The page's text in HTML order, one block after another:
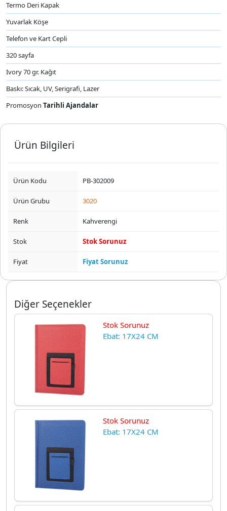
Termo Deri Kapak
Yuvarlak Köşe
Telefon ve Kart Cepli
320 sayfa
Ivory 70 gr. Kağıt
Baskı: Sıcak, UV, Serigrafi, Lazer
Promosyon Tarihli Ajandalar
Ürün Bilgileri
Ürün Kodu PB-302009
Ürün Grubu 3020
Renk Kahverengi
Stok Stok Sorunuz
Fiyat Fiyat Sorunuz
Diğer Seçenekler
Stok Sorunuz
Ebat: 17X24 CM
Stok Sorunuz
Ebat: 17X24 CM